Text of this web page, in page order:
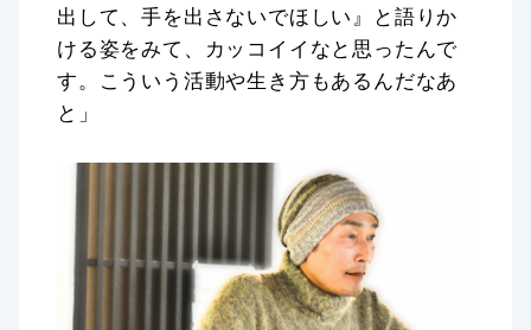
出して、手を出さないでほしい』と語りか
ける姿をみて、カッコイイなと思ったんで
す。こういう活動や生き方もあるんだなあ
と」